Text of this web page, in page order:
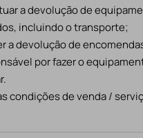
a devolução de
incluindo o transporte;
a devolução de
por fazer o
condições de venda /